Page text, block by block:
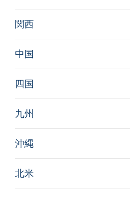
関西
中国
四国
九州
沖縄
北米